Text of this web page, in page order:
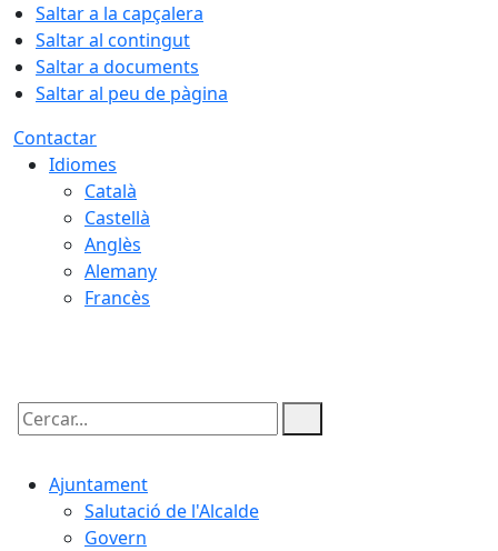
Saltar a la capçalera
Saltar al contingut
Saltar a documents
Saltar al peu de pàgina
Contactar
Idiomes
Català
Castellà
Anglès
Alemany
Francès
Cercar:
Ajuntament
Salutació de l'Alcalde
Govern